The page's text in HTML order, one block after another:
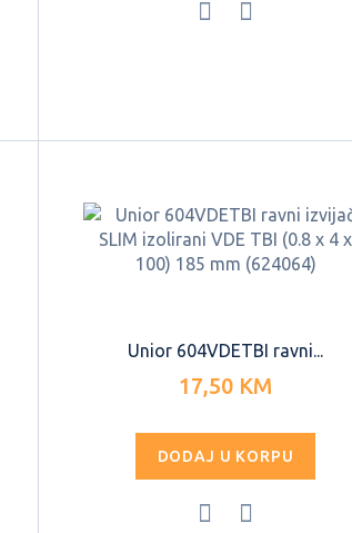
Unior 604VDETBI ravni...
17,50 KM
DODAJ U KORPU